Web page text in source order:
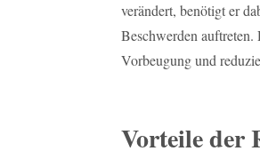
verändert, benötigt er
Beschwerden
Vorbeugung und
Vorteile der